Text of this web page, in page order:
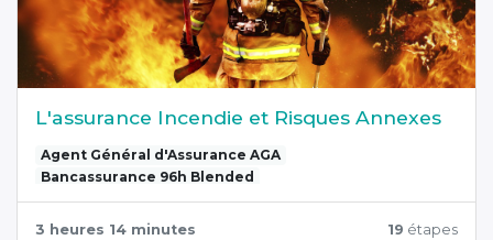
L'assurance Incendie et Risques Annexes
Agent Général d'Assurance AGA
Bancassurance 96h Blended
3 heures 14 minutes 19 étapes